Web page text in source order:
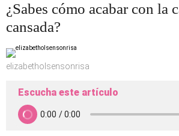
¿Sabes cómo acabar con la
cansada?
elizabetholsensonrisa
Escucha este artículo